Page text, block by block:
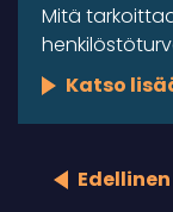
Mitä
Katso
Edellinen